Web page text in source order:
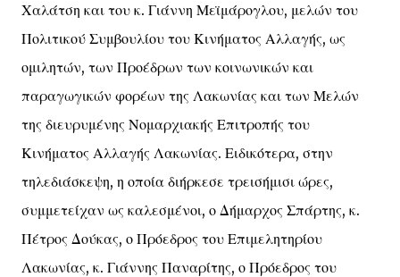
Χαλάτση και του κ. Γιάννη Μεϊμάρογλου, μελών του
Πολιτικού Συμβουλίου του Κινήματος Αλλαγής, ως
ομιλητών, των Προέδρων των κοινωνικών και
παραγωγικών φορέων της Λακωνίας και των Μελών
της διευρυμένης Νομαρχιακής Επιτροπής του
Κινήματος Αλλαγής Λακωνίας. Ειδικότερα, στην
τηλεδιάσκεψη, η οποία διήρκεσε τρεισήμισι ώρες,
συμμετείχαν ως καλεσμένοι, ο Δήμαρχος Σπάρτης, κ.
Πέτρος Δούκας, ο Πρόεδρος του Επιμελητηρίου
Λακωνίας, κ. Γιάννης Παναρίτης, ο Πρόεδρος του